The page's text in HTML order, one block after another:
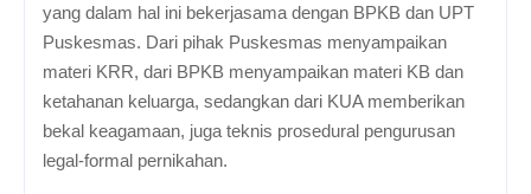
yang dalam hal ini bekerjasama dengan BPKB dan UPT
Puskesmas. Dari pihak Puskesmas menyampaikan
materi KRR, dari BPKB menyampaikan materi KB dan
ketahanan keluarga, sedangkan dari KUA memberikan
bekal keagamaan, juga teknis prosedural pengurusan
legal-formal pernikahan.